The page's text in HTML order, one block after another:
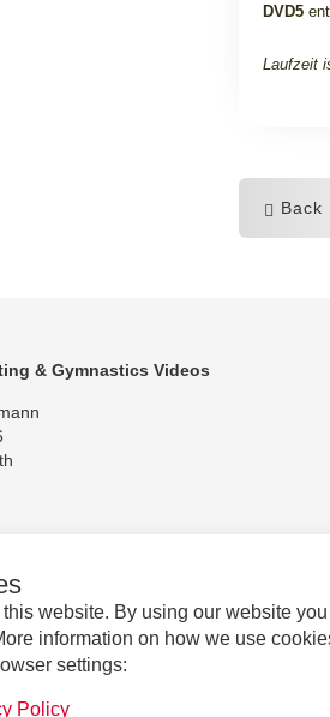
website. By using our website
information on how we use
settings:
Policy
DVD5
Laufzeit
Back
& Gymnastics Videos